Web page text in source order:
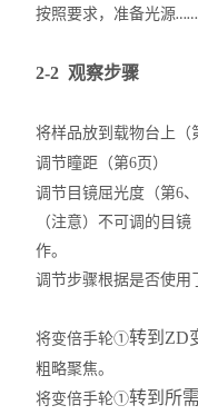
按照要求，准备光源
2-2 观察步骤
将样品放到载物台上（
调节瞳距（第6页）
调节目镜屈光度（第6、
（注意）不可调的目
作。
调节步骤根据是否使用
将变倍手轮①转到 ZD
粗略聚焦。
将变倍手轮①转到所